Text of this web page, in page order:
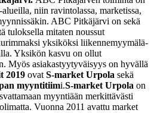
niin ravintolassa, marketissa,
ABC Pitkäjärvi on sekä
tuloksella mitaten noussut
yksiköksi liikennemyymälä-
Yksikön kasvu on ollut
Myös asiakastyytyväisyys on hyvällä
2019 ovat S-market Urpola sekä
myyntitiimi.S-market Urpola on
myyntiään merkittävästi
Vuonna 2011 avattu market